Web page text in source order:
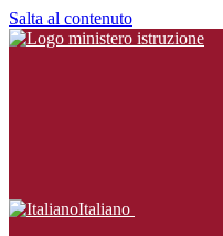
Salta al contenuto
Italiano